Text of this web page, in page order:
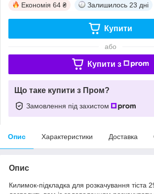
Економія 64 ₴ Залишилось 23 дні
Купити
або
Купити з
Що таке купити з Пром?
Замовлення під захистом
Опис Характеристики Доставка
Опис
Килимок-підкладка для розкачування тіста